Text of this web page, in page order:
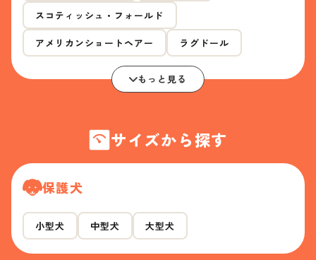
スコティッシュ・フォールド
アメリカンショートヘアー ラグドール
もっと見る
サイズから探す
保護犬
小型犬 中型犬 大型犬